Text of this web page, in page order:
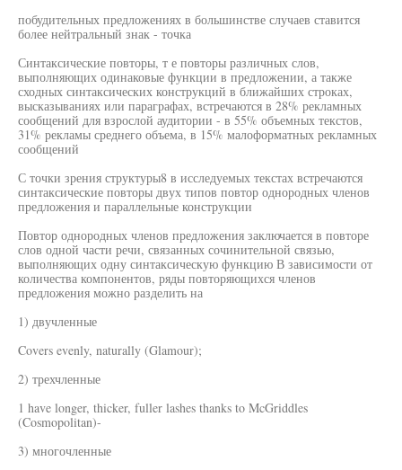
побудительных предложениях в большинстве случаев ставится
более нейтральный знак - точка
Синтаксические повторы, т е повторы различных слов,
выполняющих одинаковые функции в предложении, а также
сходных синтаксических конструкций в ближайших строках,
высказываниях или параграфах, встречаются в 28% рекламных
сообщений для взрослой аудитории - в 55% объемных текстов,
31% рекламы среднего объема, в 15% малоформатных рекламных
сообщений
С точки зрения структуры8 в исследуемых текстах встречаются
синтаксические повторы двух типов повтор однородных членов
предложения и параллельные конструкции
Повтор однородных членов предложения заключается в повторе
слов одной части речи, связанных сочинительной связью,
выполняющих одну синтаксическую функцию В зависимости от
количества компонентов, ряды повторяющихся членов
предложения можно разделить на
1) двучленные
Covers evenly, naturally (Glamour);
2) трехчленные
1 have longer, thicker, fuller lashes thanks to McGriddles
(Cosmopolitan)-
3) многочленные